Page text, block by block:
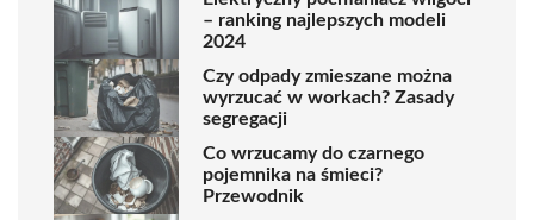
– ranking najlepszych modeli
2024
Czy odpady zmieszane można
wyrzucać w workach? Zasady
segregacji
Co wrzucamy do czarnego
pojemnika na śmieci?
Przewodnik